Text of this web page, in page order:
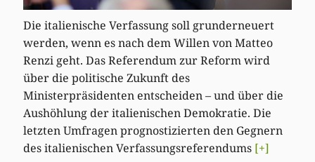
Die italienische Verfassung soll grunderneuert
werden, wenn es nach dem Willen von Matteo
Renzi geht. Das Referendum zur Reform wird
über die politische Zukunft des
Ministerpräsidenten entscheiden – und über die
Aushöhlung der italienischen Demokratie. Die
letzten Umfragen prognostizierten den Gegnern
des italienischen Verfassungsreferendums [+]